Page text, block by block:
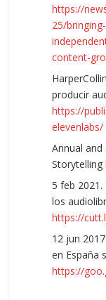
https://
25/
content-
producir
https://
elevenlabs/
Annual
Storytelling
5 feb 2021.
los
https://
12 jun
en España
https://